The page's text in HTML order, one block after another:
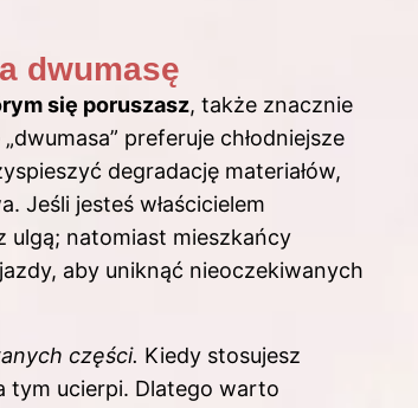
dwumasę
się poruszasz, także znacznie
preferuje chłodniejsze
degradację materiałów,
Jeśli jesteś właścicielem
ulgą; natomiast mieszkańcy
aby uniknąć nieoczekiwanych
części. Kiedy stosujesz
tym ucierpi. Dlatego warto